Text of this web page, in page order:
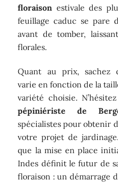
floraison estivale des
feuillage caduc se pare
avant de tomber,
florales.
Quant au prix, sachez
varie en fonction de la
variété choisie.
pépiniériste de
spécialistes pour obtenir
votre projet de
que la mise en place
Indes définit le futur de
floraison : un démarrage